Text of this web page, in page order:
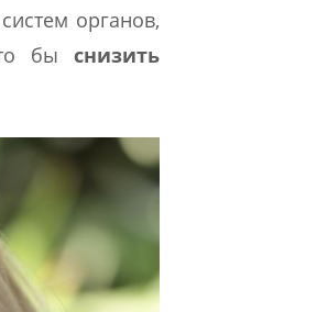
органов,
бы снизить